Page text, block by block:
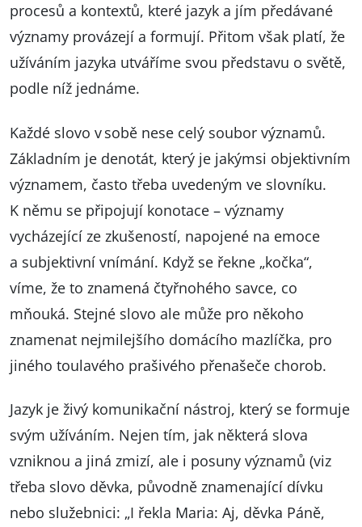
procesů a kontextů, které jazyk a jím předávané
významy provázejí a formují. Přitom však platí, že
užíváním jazyka utváříme svou představu o světě,
podle níž jednáme.
Každé slovo v sobě nese celý soubor významů.
Základním je denotát, který je jakýmsi objektivním
významem, často třeba uvedeným ve slovníku.
K němu se připojují konotace – významy
vycházející ze zkušeností, napojené na emoce
a subjektivní vnímání. Když se řekne „kočka“,
víme, že to znamená čtyřnohého savce, co
mňouká. Stejné slovo ale může pro někoho
znamenat nejmilejšího domácího mazlíčka, pro
jiného toulavého prašivého přenašeče chorob.
Jazyk je živý komunikační nástroj, který se formuje
svým užíváním. Nejen tím, jak některá slova
vzniknou a jiná zmizí, ale i posuny významů (viz
třeba slovo děvka, původně znamenající dívku
nebo služebnici: „I řekla Maria: Aj, děvka Páně,